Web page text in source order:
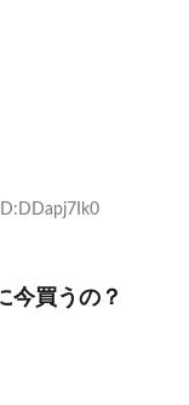
今買うの？